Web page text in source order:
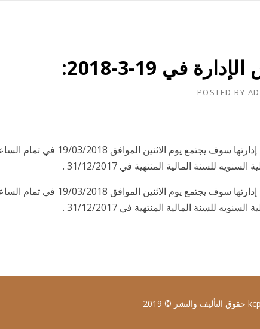
في 19-3-2018:
POSTED BY
للسنة المالية المنتهية في 31/12/2017 .
للسنة المالية المنتهية في 31/12/2017 .